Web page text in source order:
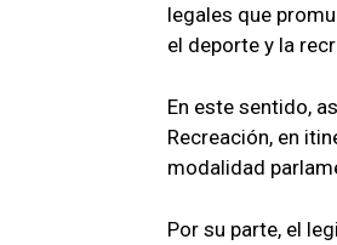
legales que
el deporte y la
En este sentido,
Recreación, en
modalidad
Por su parte, el